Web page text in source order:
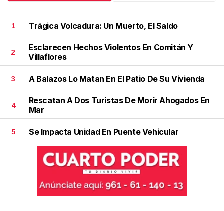
1 Trágica Volcadura: Un Muerto, El Saldo
2
Esclarecen Hechos Violentos En Comitán Y
Villaflores
3 A Balazos Lo Matan En El Patio De Su Vivienda
4
Rescatan A Dos Turistas De Morir Ahogados En
Mar
5 Se Impacta Unidad En Puente Vehicular